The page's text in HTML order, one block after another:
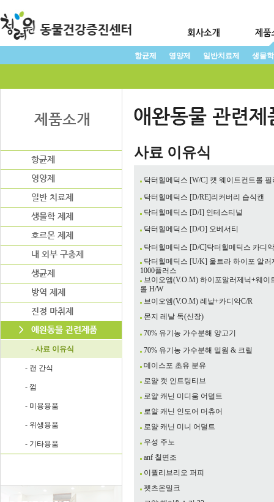
항균제 영양제 일반치료제 생물
- 사료 이유식
- 캔 간식
- 껌
- 미용용품
- 위생용품
- 기타용품
사료 이유식
닥터힐메딕스 [W/C] 캣 웨이트컨트롤 필
닥터힐메딕스 [D/RE]리커버리 습식캔
닥터힐메딕스 [D/I] 인테스티널
닥터힐메딕스 [D/O] 오베서티
닥터힐메딕스 [D/C]닥터힐메딕스 카디악
닥터힐메딕스 [U/K] 울트라 하이포 알러
1000플러스
브이오엠(V.O.M) 하이포알러제닉+웨이
롤 H/W
브이오엠(V.O.M) 레날+카디악C/R
몬지 레날 독(신장)
70% 유기농 가수분해 양고기
70% 유기농 가수분해 밀웜 & 크릴
데이스포 초유 분유
로얄 캣 인트팅티브
로얄 캐닌 미디움 어덜트
로얄 캐닌 인도어 머츄어
로얄 캐닌 미니 어덜트
우성 주노
anf 칠면조
이퀼리브리오 퍼피
펫츠온밀크